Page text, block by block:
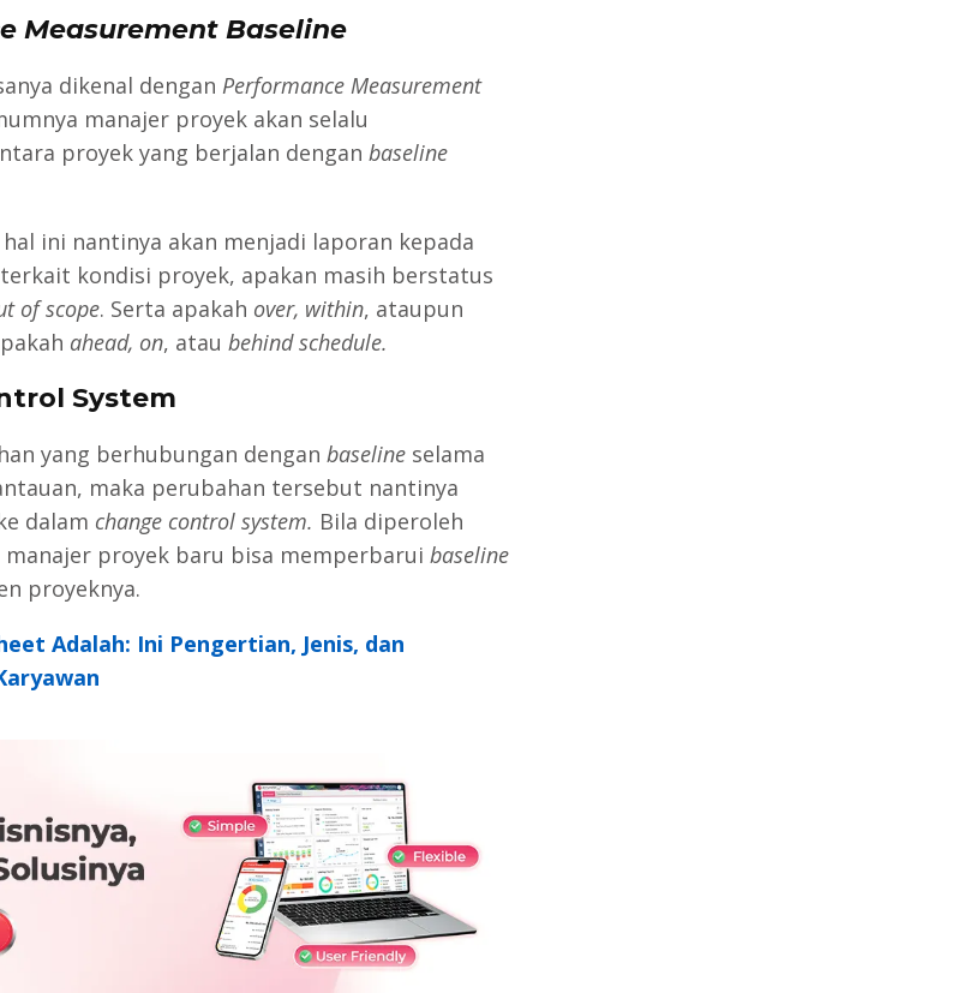
Measurement Baseline
dikenal dengan Performance Measurement
manajer proyek akan selalu
proyek yang berjalan dengan baseline
ini nantinya akan menjadi laporan kepada
terkait kondisi proyek, apakan masih berstatus
of scope. Serta apakah over, within, ataupun
ahead, on, atau behind schedule.
System
yang berhubungan dengan baselineselama
maka perubahan tersebut nantinya
dalam change control system. Bila diperoleh
proyek baru bisa memperbarui baseline
proyeknya.
Adalah: Ini Pengertian, Jenis, dan